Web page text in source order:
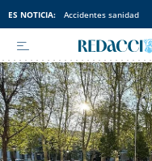
ES NOTICIA: Accidentes sanidad